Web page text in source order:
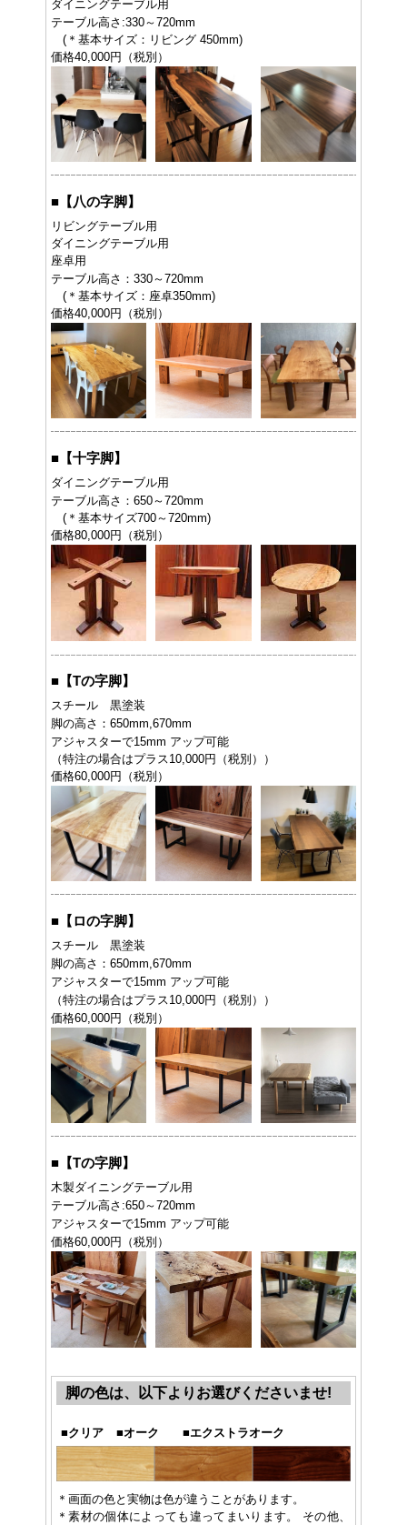
ダイニングテーブル用
テーブル高さ:330～720mm
(＊基本サイズ：リビング 450mm)
価格40,000円（税別）
■ 【八の字脚】
リビングテーブル用
ダイニングテーブル用
座卓用
テーブル高さ：330～720mm
(＊基本サイズ：座卓350mm)
価格40,000円（税別）
■ 【十字脚】
ダイニングテーブル用
テーブル高さ：650～720mm
(＊基本サイズ700～720mm)
価格80,000円（税別）
■ 【Tの字脚】
スチール 黒塗装
脚の高さ：650mm,670mm
アジャスターで15mm アップ可能
（特注の場合はプラス10,000円（税別））
価格60,000円（税別）
■ 【ロの字脚】
スチール 黒塗装
脚の高さ：650mm,670mm
アジャスターで15mm アップ可能
（特注の場合はプラス10,000円（税別））
価格60,000円（税別）
■ 【Tの字脚】
木製ダイニングテーブル用
テーブル高さ:650～720mm
アジャスターで15mm アップ可能
価格60,000円（税別）
脚の色は、以下よりお選びくださいませ!
■クリア ■オーク ■エクストラオーク
＊画面の色と実物は色が違うことがあります。
＊素材の個体によっても違ってまいります。 その他、